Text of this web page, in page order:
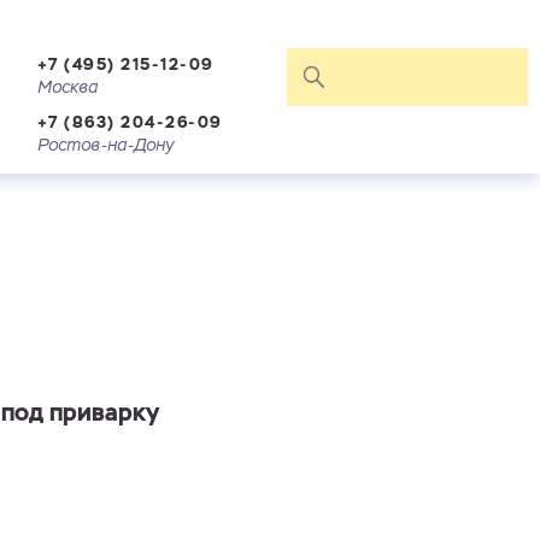
+7 (495) 215-12-09
Москва
+7 (863) 204-26-09
Ростов-на-Дону
приварку